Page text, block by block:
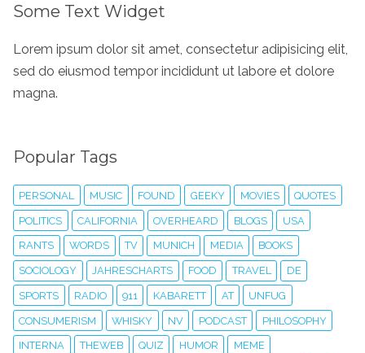
Some Text Widget
Lorem ipsum dolor sit amet, consectetur adipisicing elit,
sed do eiusmod tempor incididunt ut labore et dolore
magna.
Popular Tags
PERSONAL MUSIC FOUND GEEKY MOVIES QUOTES
POLITICS CALIFORNIA OVERHEARD BLOGS USA
RANTS WORDS TV MUNICH MEDIA BOOKS
SOCIOLOGY JAHRESCHARTS FOOD TRAVEL DE
SPORTS RADIO 911 KABARETT AT UNFUG
CONSUMERISM WHISKY NV PODCAST PHILOSOPHY
INTERNA THEWEB QUIZ HUMOR MEME